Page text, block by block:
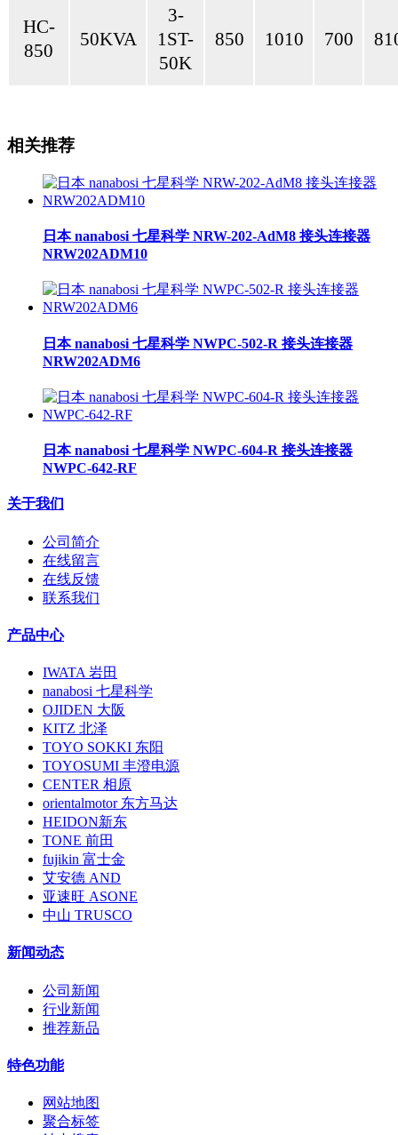
HC-
850
50KVA
3-
1ST-
50K
850 1010 700
相关推荐
日本 nanabosi 七星科学 NRW-202-AdM8 接头连接器
NRW202ADM10
日本 nanabosi 七星科学 NWPC-502-R 接头连接器
NRW202ADM6
日本 nanabosi 七星科学 NWPC-604-R 接头连接器
NWPC-642-RF
关于我们
公司简介
在线留言
在线反馈
联系我们
产品中心
IWATA 岩田
nanabosi 七星科学
OJIDEN 大阪
KITZ 北泽
TOYO SOKKI 东阳
TOYOSUMI 丰澄电源
CENTER 相原
orientalmotor 东方马达
HEIDON新东
TONE 前田
fujikin 富士金
艾安德 AND
亚速旺 ASONE
中山 TRUSCO
新闻动态
公司新闻
行业新闻
推荐新品
特色功能
网站地图
聚合标签